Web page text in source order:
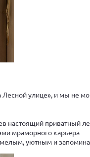
улице», и мы не
настоящий приватный
мраморного карьера
уютным и